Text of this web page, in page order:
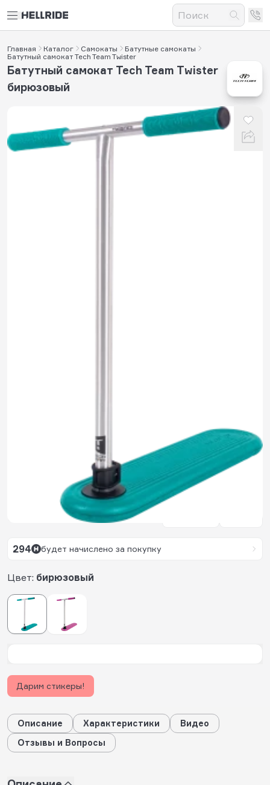
Главная Каталог Самокаты
Батутные самокаты
Батутный самокат Tech Team Twister
Батутный самокат Tech Team Twister
бирюзовый
Цвет: бирюзовый
5 890 ₽
294 будет начислено за покупку
Дарим стикеры!
Описание Характеристики
Видео
Отзывы и Вопросы